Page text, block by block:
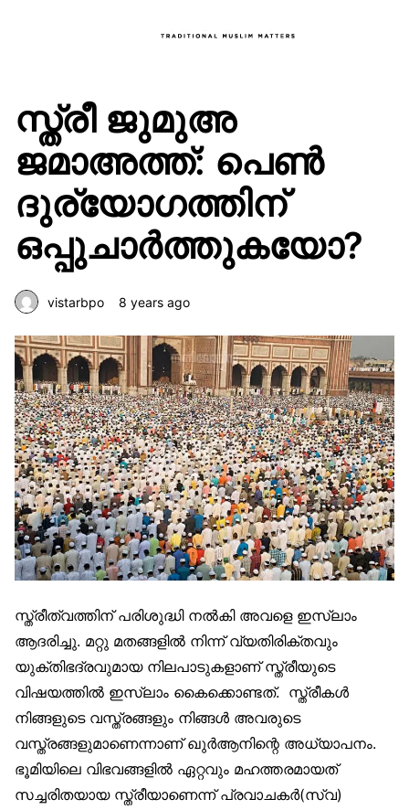
സ്ത്രീ ജുമുഅ
ജമാഅത്ത്: പെണ്‍
ദുര്യോഗത്തിന്
ഒപ്പുചാര്‍ത്തുകയോ?
vistarbpo 8 years ago
സ്ത്രീത്വത്തിന് പരിശുദ്ധി നല്‍കി അവളെ ഇസ്‌ലാം
ആദരിച്ചു. മറ്റു മതങ്ങളില്‍ നിന്ന് വ്യതിരിക്തവും
യുക്തിഭദ്രവുമായ നിലപാടുകളാണ് സ്ത്രീയുടെ
വിഷയത്തില്‍ ഇസ്‌ലാം കൈക്കൊണ്ടത്. സ്ത്രീകള്‍
നിങ്ങളുടെ വസ്ത്രങ്ങളും നിങ്ങള്‍ അവരുടെ
വസ്ത്രങ്ങളുമാണെന്നാണ് ഖുര്‍ആനിന്റെ അധ്യാപനം.
ഭൂമിയിലെ വിഭവങ്ങളില്‍ ഏറ്റവും മഹത്തരമായത്
സച്ചരിതയായ സ്ത്രീയാണെന്ന് പ്രവാചകര്‍(സ്വ)